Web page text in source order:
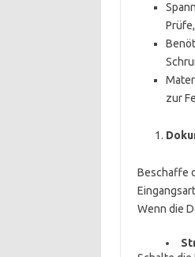
zur
Beschaffe
Wenn die